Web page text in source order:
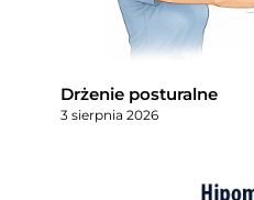
Drżenie posturalne
3 sierpnia 2026